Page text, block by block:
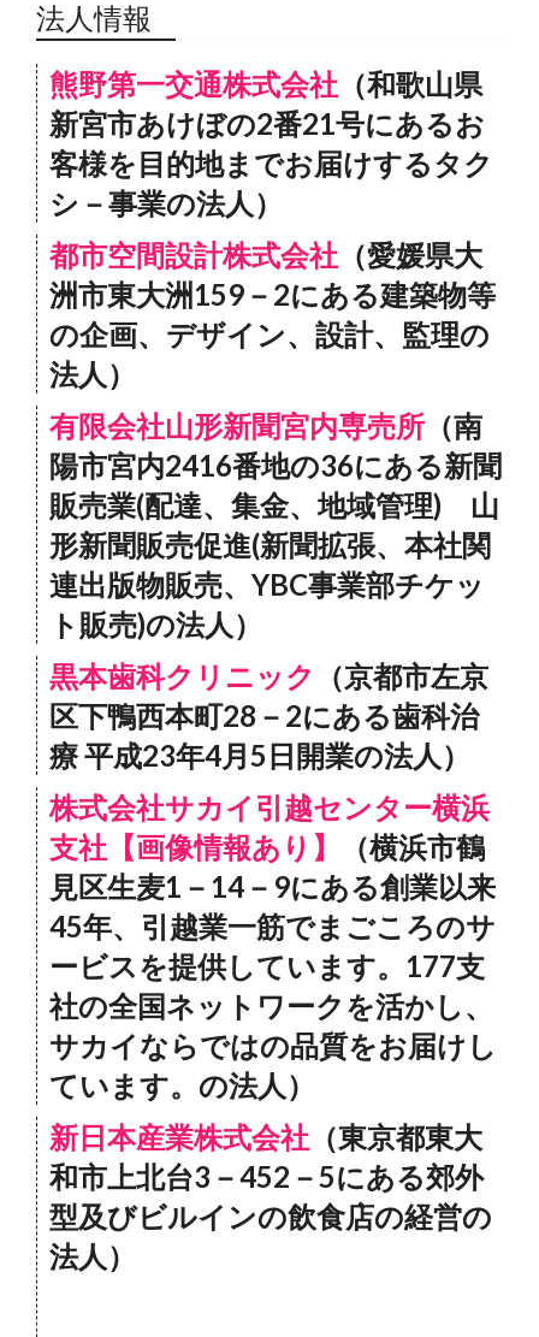
法人情報
熊野第一交通株式会社 （和歌山県
新宮市あけぼの2番21号にあるお
客様を目的地までお届けするタク
シ－事業の法人）
都市空間設計株式会社 （愛媛県大
洲市東大洲159－2にある建築物等
の企画、デザイン、設計、監理の
法人）
有限会社山形新聞宮内専売所 （南
陽市宮内2416番地の36にある新聞
販売業(配達、集金、地域管理) 山
形新聞販売促進(新聞拡張、本社関
連出版物販売、YBC事業部チケッ
ト販売)の法人）
黒本歯科クリニック
（京都市左京
区下鴨西本町28－2にある歯科治
療 平成23年4月5日開業の法人）
株式会社サカイ引越センター横浜
支社【画像情報あり】
（横浜市鶴
見区生麦1－14－9にある創業以来
45年、引越業一筋でまごころのサ
ービスを提供しています。177支
社の全国ネットワークを活かし、
サカイならではの品質をお届けし
ています。の法人）
新日本産業株式会社 （東京都東大
和市上北台3－452－5にある郊外
型及びビルインの飲食店の経営の
法人）